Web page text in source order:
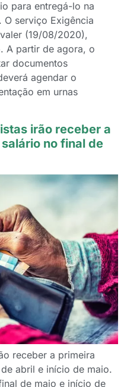
para entregá-lo na
O serviço Exigência
(19/08/2020),
A partir de agora, o
documentos
agendar o
em urnas
irão receber a
no final de
receber a primeira
abril e início de maio.
de maio e início de